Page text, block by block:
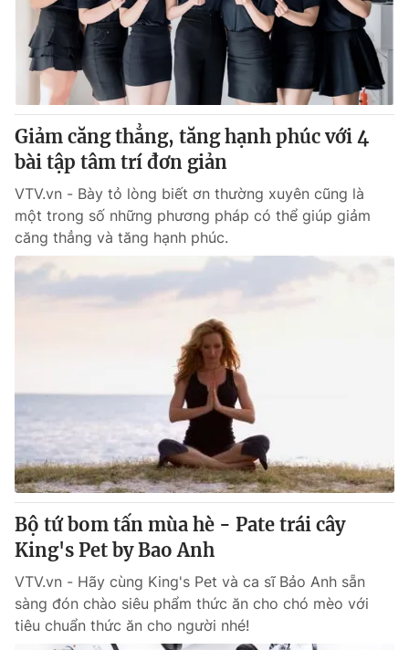
Giảm căng thẳng, tăng hạnh phúc với 4
bài tập tâm trí đơn giản
VTV.vn - Bày tỏ lòng biết ơn thường xuyên cũng là
một trong số những phương pháp có thể giúp giảm
căng thẳng và tăng hạnh phúc.
Bộ tứ bom tấn mùa hè - Pate trái cây
King's Pet by Bao Anh
VTV.vn - Hãy cùng King's Pet và ca sĩ Bảo Anh sẵn
sàng đón chào siêu phẩm thức ăn cho chó mèo với
tiêu chuẩn thức ăn cho người nhé!